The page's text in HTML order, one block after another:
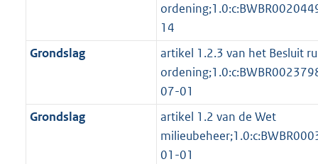
14
Grondslag
artikel 1.2.3 van het Besluit
07-01
Grondslag
artikel 1.2 van de Wet
01-01